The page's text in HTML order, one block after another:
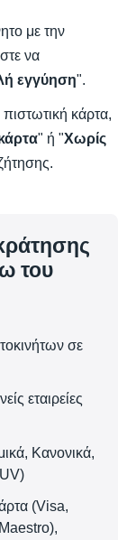
με την
να
εγγύηση".
πιστωτική κάρτα,
" ή "Χωρίς
του
σε
εταιρείες
Κανονικά,
(Visa,